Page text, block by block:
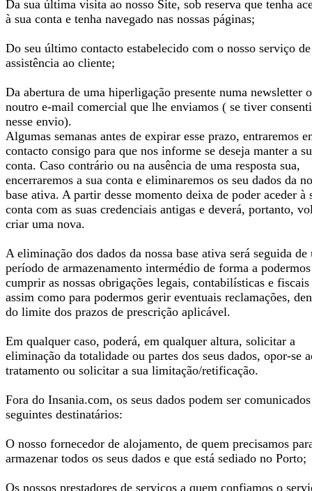
Da sua última visita ao nosso Site, sob reserva que tenha
à sua conta e tenha navegado nas nossas páginas;
Do seu último contacto estabelecido com o nosso serviço de
assistência ao cliente;
Da abertura de uma hiperligação presente numa newsletter
noutro e-mail comercial que lhe enviamos ( se tiver
nesse envio).
Algumas semanas antes de expirar esse prazo, entraremos
contacto consigo para que nos informe se deseja manter a
conta. Caso contrário ou na ausência de uma resposta sua,
encerraremos a sua conta e eliminaremos os seu dados da
base ativa. A partir desse momento deixa de poder aceder à
conta com as suas credenciais antigas e deverá, portanto,
criar uma nova.
A eliminação dos dados da nossa base ativa será seguida de
período de armazenamento intermédio de forma a podermos
cumprir as nossas obrigações legais, contabilísticas e fiscais
assim como para podermos gerir eventuais reclamações,
do limite dos prazos de prescrição aplicável.
Em qualquer caso, poderá, em qualquer altura, solicitar a
eliminação da totalidade ou partes dos seus dados, opor-se
tratamento ou solicitar a sua limitação/retificação.
Fora do Insania.com, os seus dados podem ser
seguintes destinatários:
O nosso fornecedor de alojamento, de quem precisamos
armazenar todos os seus dados e que está sediado no Porto;
Os nossos prestadores de serviços a quem confiamos o